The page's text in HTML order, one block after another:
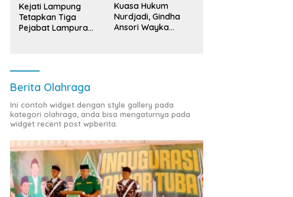
Kejati Lampung
Tetapkan Tiga
Pejabat Lampura
Kuasa Hukum
Nurdjadi, Gindha
Ansori Wayka
Berita Olahraga
Ini contoh widget dengan style gallery pada
kategori olahraga, anda bisa mengaturnya pada
widget recent post wpberita.